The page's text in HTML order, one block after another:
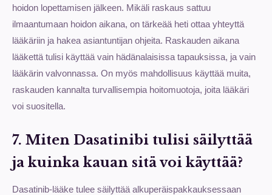
hoidon lopettamisen jälkeen. Mikäli raskaus sattuu
ilmaantumaan hoidon aikana, on tärkeää heti ottaa yhteyttä
lääkäriin ja hakea asiantuntijan ohjeita. Raskauden aikana
lääkettä tulisi käyttää vain hädänalaisissa tapauksissa, ja vain
lääkärin valvonnassa. On myös mahdollisuus käyttää muita,
raskauden kannalta turvallisempia hoitomuotoja, joita lääkäri
voi suositella.
7. Miten Dasatinibi tulisi säilyttää
ja kuinka kauan sitä voi käyttää?
Dasatinib-lääke tulee säilyttää alkuperäispakkauksessaan